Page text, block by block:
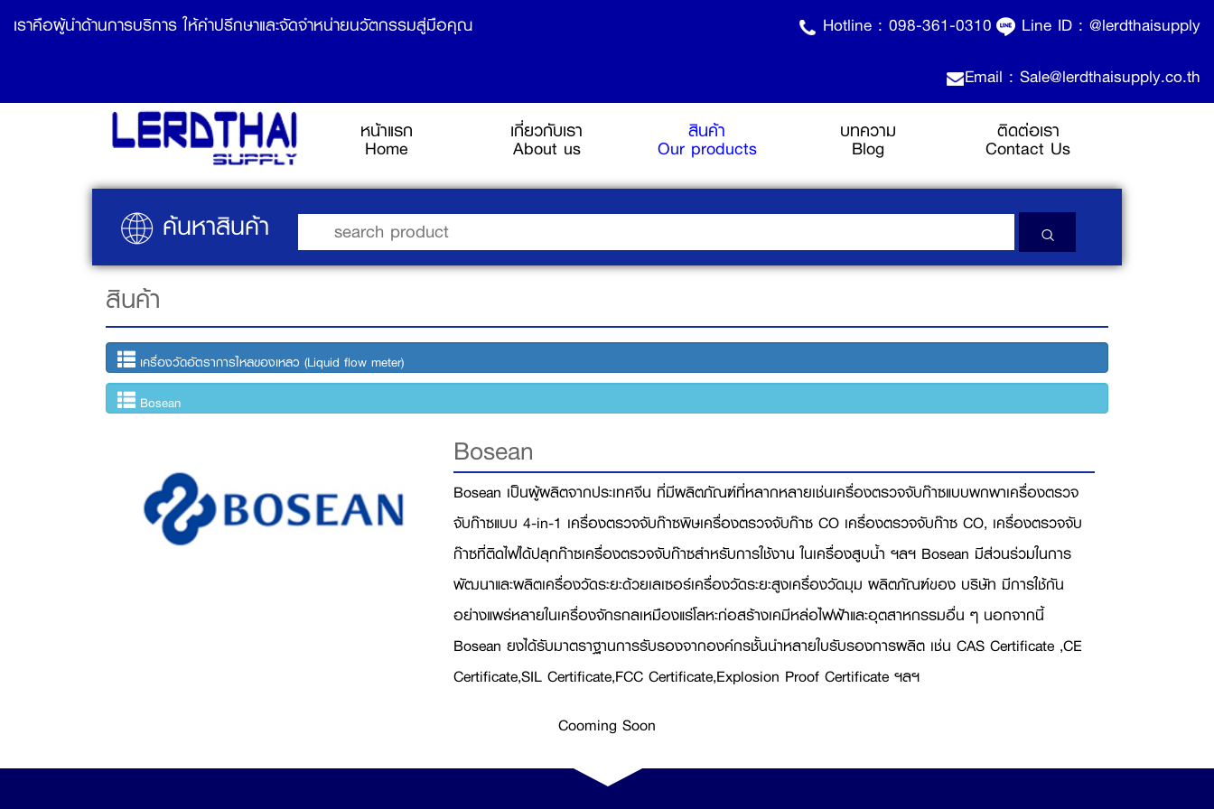
เราคือผู้นำด้านการบริการ ให้คำปรึกษาและจัดจำหน่ายนวัตกรรมสู่มือคุณ Hotline : 098-361-0310 Line ID : @lerdthaisupply
Email : Sale@lerdthaisupply.co.th
หน้าแรก
Home(current)
เกี่ยวกับเรา
About us
สินค้า
Our products
บทความ
Blog
ติดต่อเรา
Contact Us
ค้นหาสินค้า
สินค้า
เครื่องวัดอัตราการไหลของเหลว (Liquid flow meter)
Bosean
Bosean
Bosean เป็นผู้ผลิตจากประเทศจีน ที่มีผลิตภัณฑ์ที่หลากหลายเช่นเครื่องตรวจจับก๊าซแบบพกพาเครื่องตรวจ
จับก๊าซแบบ 4-in-1 เครื่องตรวจจับก๊าซพิษเครื่องตรวจจับก๊าซ CO เครื่องตรวจจับก๊าซ CO, เครื่องตรวจจับ
ก๊าซที่ติดไฟได้ปลุกก๊าซเครื่องตรวจจับก๊าซสำหรับการใช้งาน ในเครื่องสูบน้ำ ฯลฯ Bosean มีส่วนร่วมในการ
พัฒนาและผลิตเครื่องวัดระยะด้วยเลเซอร์เครื่องวัดระยะสูงเครื่องวัดมุม ผลิตภัณฑ์ของ บริษัท มีการใช้กัน
อย่างแพร่หลายในเครื่องจักรกลเหมืองแร่โลหะก่อสร้างเคมีหล่อไฟฟ้าและอุตสาหกรรมอื่น ๆ นอกจากนี้
Bosean ยงได้รับมาตราฐานการรับรองจากองค์กรชั้นนำหลายใบรับรองการผลิต เช่น CAS Certificate ,CE
Certificate,SIL Certificate,FCC Certificate,Explosion Proof Certificate ฯลฯ
Cooming Soon